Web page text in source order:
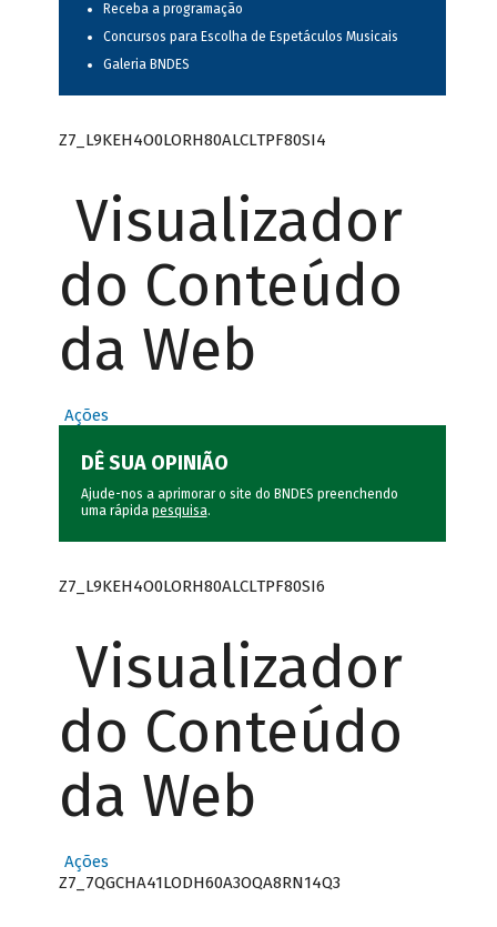
Receba a programação
Concursos para Escolha de Espetáculos Musicais
Galeria BNDES
Z7_L9KEH4O0LORH80ALCLTPF80SI4
Visualizador
do Conteúdo
da Web
Ações
DÊ SUA OPINIÃO
Ajude-nos a aprimorar o site do BNDES preenchendo
uma rápida pesquisa.
Z7_L9KEH4O0LORH80ALCLTPF80SI6
Visualizador
do Conteúdo
da Web
Ações
Z7_7QGCHA41LODH60A3OQA8RN14Q3